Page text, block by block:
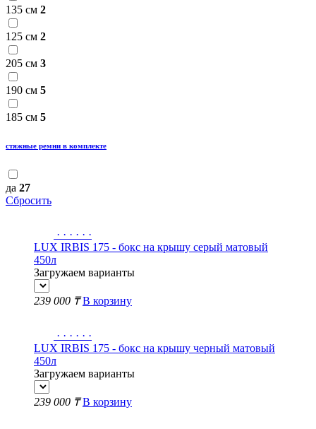
135 см 2
125 см 2
205 см 3
190 см 5
185 см 5
стяжные ремни в комплекте
да 27
Сбросить
· · · · · ·
LUX IRBIS 175 - бокс на крышу серый матовый
450л
Загружаем варианты
239 000 ₸ В корзину
· · · · · ·
LUX IRBIS 175 - бокс на крышу черный матовый
450л
Загружаем варианты
239 000 ₸ В корзину